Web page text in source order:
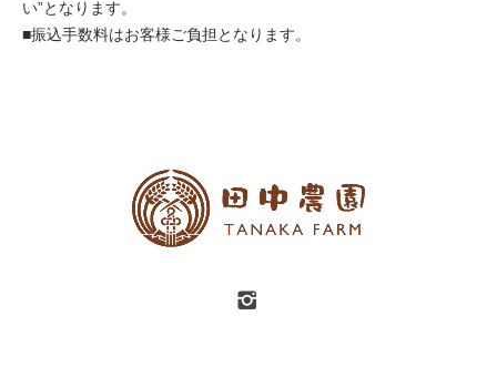
い”となります。
■振込手数料はお客様ご負担となります。